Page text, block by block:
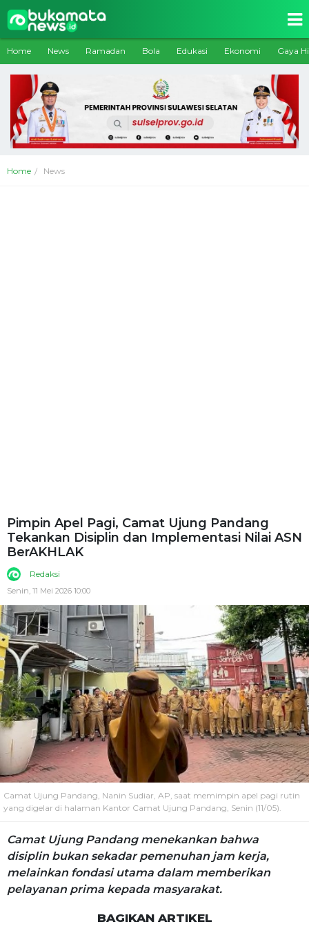
Home News Ramadan Bola Edukasi Ekonomi Gaya
Home News
Pimpin Apel Pagi, Camat Ujung Pandang
Tekankan Disiplin dan Implementasi Nilai ASN
BerAKHLAK
Redaksi
Senin, 11 Mei 2026 10:00
Camat Ujung Pandang, Nanin Sudiar, AP, saat memimpin apel pagi rutin
yang digelar di halaman Kantor Camat Ujung Pandang, Senin (11/05).
Camat Ujung Pandang menekankan bahwa
disiplin bukan sekadar pemenuhan jam kerja,
melainkan fondasi utama dalam memberikan
pelayanan prima kepada masyarakat.
BAGIKAN ARTIKEL